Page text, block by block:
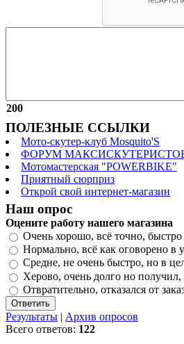
200
ПОЛЕЗНЫЕ ССЫЛКИ
Мото-скутер-клуб Mosquito'S
ФОРУМ
Мотомастерская "POWERBIKE"
Приятный сюрприз
Открой свой интернет-магазин
Наш опрос
Оцените работу нашего магазина
Очень хорошо, всё точно,
Нормально, всё как оговорено в
Средне, не очень быстро, но в
Херово, очень долго но получил,
Отвратительно, отказался от
Результаты | Архив опросов
Всего ответов: 122